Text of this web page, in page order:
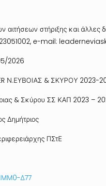
στήριξης και άλλες
e-mail:
2026
Ν.ΕΥΒΟΙΑΣ & ΣΚΥΡΟΥ 2023-
& Σκύρου ΣΣ ΚΑΠ 2023 –
Δημήτριος
ΠΣτΕ
Δ77